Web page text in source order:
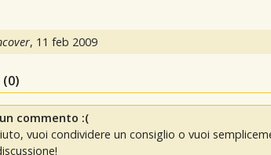
, 11 feb 2009
0)
commento :(
vuoi condividere un consiglio o vuoi